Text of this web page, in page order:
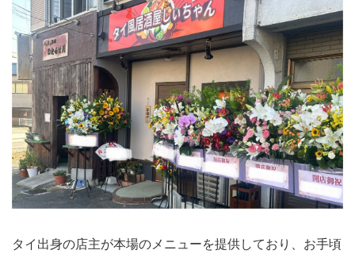
タイ出身の店主が本場のメニューを提供しており、お手頃